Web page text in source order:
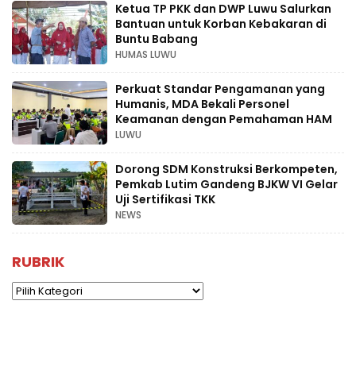
Ketua TP PKK dan DWP Luwu Salurkan
Bantuan untuk Korban Kebakaran di
Buntu Babang
HUMAS LUWU
Perkuat Standar Pengamanan yang
Humanis, MDA Bekali Personel
Keamanan dengan Pemahaman HAM
LUWU
Dorong SDM Konstruksi Berkompeten,
Pemkab Lutim Gandeng BJKW VI Gelar
Uji Sertifikasi TKK
NEWS
RUBRIK
Rubrik